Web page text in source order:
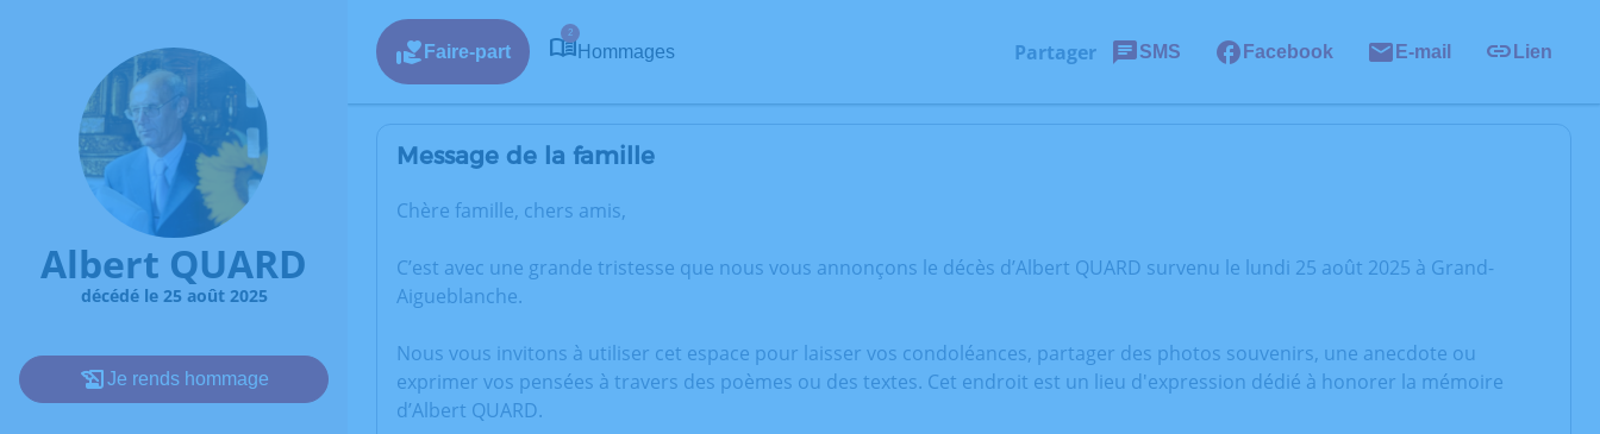
Albert QUARD
décédé le 25 août 2025
Je rends hommage
Faire-part
2
Hommages Partager SMS Facebook E-mail Lien
Message de la famille
Chère famille, chers amis,
C’est avec une grande tristesse que nous vous annonçons le décès d’Albert QUARD survenu le lundi 25 août 2025 à Grand-
Aigueblanche.
Nous vous invitons à utiliser cet espace pour laisser vos condoléances, partager des photos souvenirs, une anecdote ou
exprimer vos pensées à travers des poèmes ou des textes. Cet endroit est un lieu d'expression dédié à honorer la mémoire
d’Albert QUARD.